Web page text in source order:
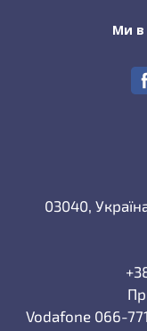
Ми в
03040,
Vodafone 066-